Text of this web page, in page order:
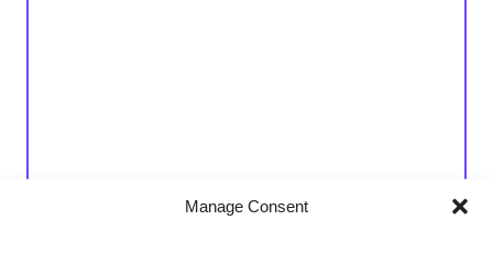
Manage Consent